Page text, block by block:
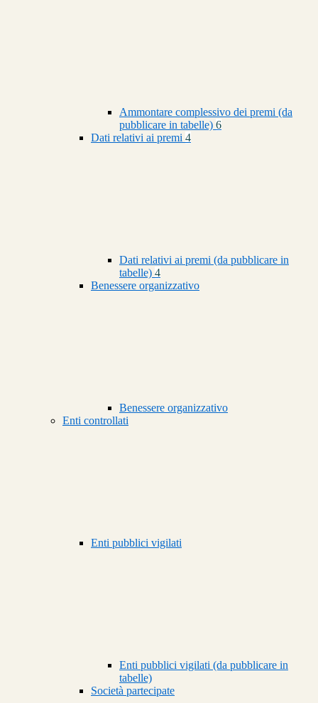
Ammontare complessivo dei premi (da
pubblicare in tabelle) 6
Dati relativi ai premi 4
Dati relativi ai premi (da pubblicare in
tabelle) 4
Benessere organizzativo
Benessere organizzativo
Enti controllati
Enti pubblici vigilati
Enti pubblici vigilati (da pubblicare in
tabelle)
Società partecipate